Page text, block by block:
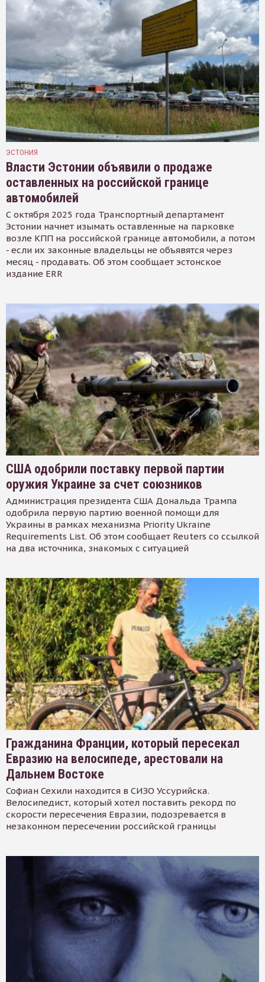
ЭСТОНИЯ
Власти Эстонии объявили о продаже
оставленных на российской границе
автомобилей
С октября 2025 года Транспортный департамент
Эстонии начнет изымать оставленные на парковке
возле КПП на российской границе автомобили, а потом
- если их законные владельцы не объявятся через
месяц - продавать. Об этом сообщает эстонское
издание ERR
США одобрили поставку первой партии
оружия Украине за счет союзников
Администрация президента США Дональда Трампа
одобрила первую партию военной помощи для
Украины в рамках механизма Priority Ukraine
Requirements List. Об этом сообщает Reuters со ссылкой
на два источника, знакомых с ситуацией
Гражданина Франции, который пересекал
Евразию на велосипеде, арестовали на
Дальнем Востоке
Софиан Сехили находится в СИЗО Уссурийска.
Велосипедист, который хотел поставить рекорд по
скорости пересечения Евразии, подозревается в
незаконном пересечении российской границы